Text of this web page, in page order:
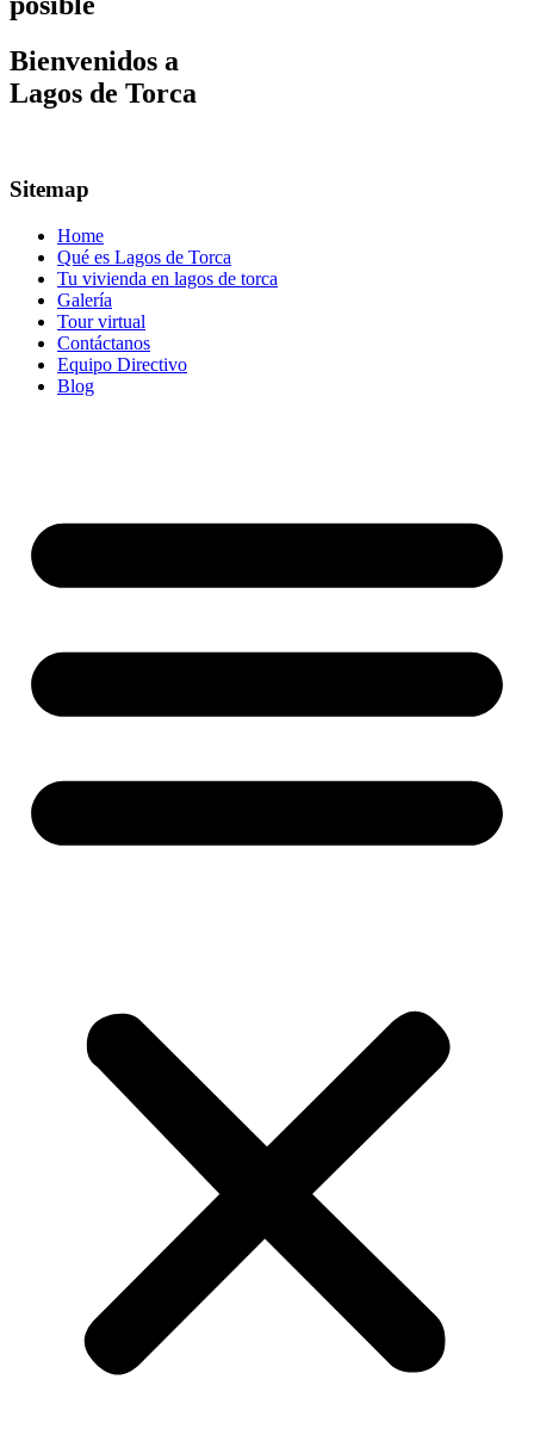
Bienvenidos a
Lagos de Torca
Sitemap
Home
Qué es Lagos de Torca
Tu vivienda en lagos de torca
Galería
Tour virtual
Contáctanos
Equipo Directivo
Blog